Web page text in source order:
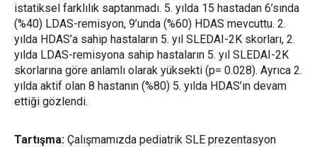
istatiksel farklılık saptanmadı. 5. yılda 15 hastadan 6’sında
(%40) LDAS-remisyon, 9’unda (%60) HDAS mevcuttu. 2.
yılda HDAS’a sahip hastaların 5. yıl SLEDAI-2K skorları, 2.
yılda LDAS-remisyona sahip hastaların 5. yıl SLEDAI-2K
skorlarına göre anlamlı olarak yüksekti (p= 0.028). Ayrıca 2.
yılda aktif olan 8 hastanın (%80) 5. yılda HDAS’ın devam
ettiği gözlendi.
Tartışma: Çalışmamızda pediatrik SLE prezentasyon